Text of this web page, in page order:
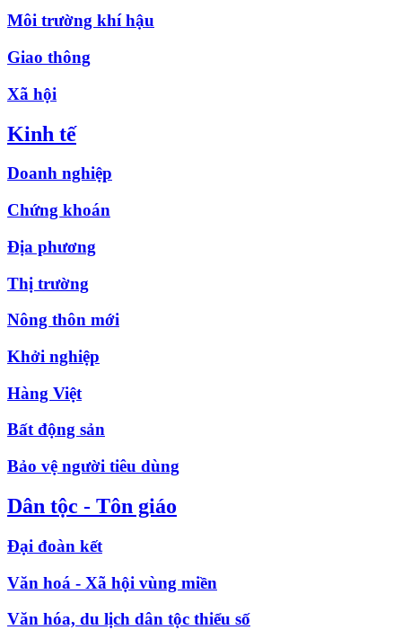
Môi trường khí hậu
Giao thông
Xã hội
Kinh tế
Doanh nghiệp
Chứng khoán
Địa phương
Thị trường
Nông thôn mới
Khởi nghiệp
Hàng Việt
Bất động sản
Bảo vệ người tiêu dùng
Dân tộc - Tôn giáo
Đại đoàn kết
Văn hoá - Xã hội vùng miền
Văn hóa, du lịch dân tộc thiểu số